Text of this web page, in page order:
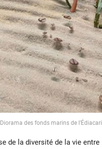
Diorama des fonds marins de
de la diversité de la vie